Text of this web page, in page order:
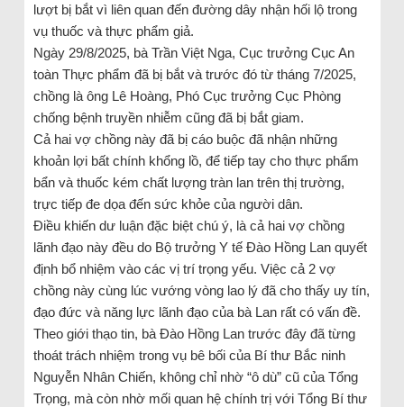
lượt bị bắt vì liên quan đến đường dây nhận hối lộ trong
vụ thuốc và thực phẩm giả.
Ngày 29/8/2025, bà Trần Việt Nga, Cục trưởng Cục An
toàn Thực phẩm đã bị bắt và trước đó từ tháng 7/2025,
chồng là ông Lê Hoàng, Phó Cục trưởng Cục Phòng
chống bệnh truyền nhiễm cũng đã bị bắt giam.
Cả hai vợ chồng này đã bị cáo buộc đã nhận những
khoản lợi bất chính khổng lồ, để tiếp tay cho thực phẩm
bẩn và thuốc kém chất lượng tràn lan trên thị trường,
trực tiếp đe dọa đến sức khỏe của người dân.
Điều khiến dư luận đặc biệt chú ý, là cả hai vợ chồng
lãnh đạo này đều do Bộ trưởng Y tế Đào Hồng Lan quyết
định bổ nhiệm vào các vị trí trọng yếu. Việc cả 2 vợ
chồng này cùng lúc vướng vòng lao lý đã cho thấy uy tín,
đạo đức và năng lực lãnh đạo của bà Lan rất có vấn đề.
Theo giới thạo tin, bà Đào Hồng Lan trước đây đã từng
thoát trách nhiệm trong vụ bê bối của Bí thư Bắc ninh
Nguyễn Nhân Chiến, không chỉ nhờ “ô dù” cũ của Tổng
Trọng, mà còn nhờ mối quan hệ chính trị với Tổng Bí thư